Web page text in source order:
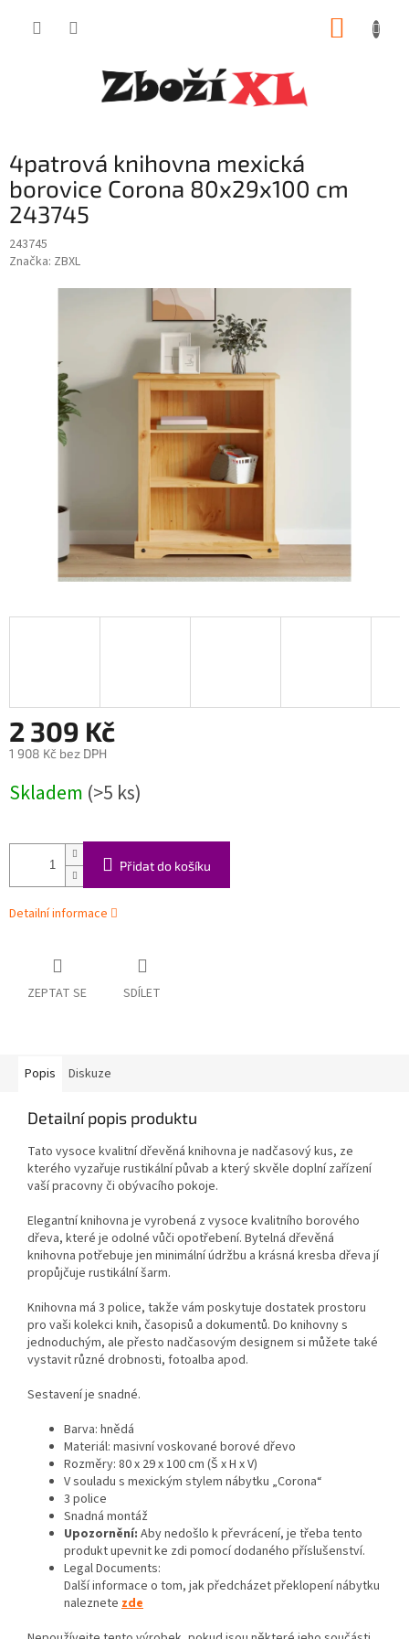
4patrová knihovna mexická
borovice Corona 80x29x100 cm
243745
243745
Značka: ZBXL
2 309 Kč
1 908 Kč bez DPH
cena:
Skladem (>5 ks)
Přidat do košíku
Detailní informace
ZEPTAT SE SDÍLET
Popis Diskuze
Detailní popis produktu
Tato vysoce kvalitní dřevěná knihovna je nadčasový kus, ze
kterého vyzařuje rustikální půvab a který skvěle doplní zařízení
vaší pracovny či obývacího pokoje.
Elegantní knihovna je vyrobená z vysoce kvalitního borového
dřeva, které je odolné vůči opotřebení. Bytelná dřevěná
knihovna potřebuje jen minimální údržbu a krásná kresba dřeva jí
propůjčuje rustikální šarm.
Knihovna má 3 police, takže vám poskytuje dostatek prostoru
pro vaši kolekci knih, časopisů a dokumentů. Do knihovny s
jednoduchým, ale přesto nadčasovým designem si můžete také
vystavit různé drobnosti, fotoalba apod.
Sestavení je snadné.
Barva: hnědá
Materiál: masivní voskované borové dřevo
Rozměry: 80 x 29 x 100 cm (Š x H x V)
V souladu s mexickým stylem nábytku „Corona“
3 police
Snadná montáž
Upozornění: Aby nedošlo k převrácení, je třeba tento
produkt upevnit ke zdi pomocí dodaného příslušenství.
Legal Documents:
Další informace o tom, jak předcházet překlopení nábytku
naleznete zde